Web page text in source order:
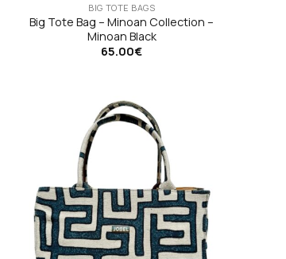
BIG TOTE BAGS
Big Tote Bag – Minoan Collection –
Minoan Black
65.00€